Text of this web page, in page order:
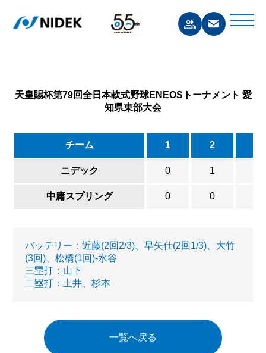
天皇賜杯第79回全日本軟式野球ENEOSトーナメント 愛
知県東部大会
チーム 1 2
ニデック 0 1
中庸スプリング 0 0
バッテリー：近藤(2回2/3)、早矢仕(2回1/3)、大竹
(3回)、松橋(1回)-水谷
三塁打：山下
二塁打：土井、杉本
一覧へ戻る